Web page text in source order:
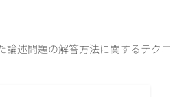
論述問題の解答方法に関するテクニ